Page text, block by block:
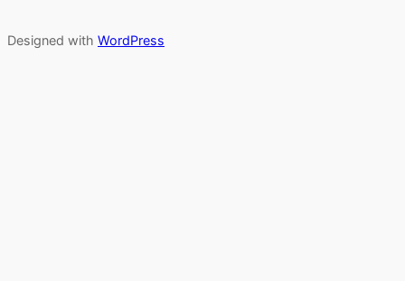
Designed with WordPress